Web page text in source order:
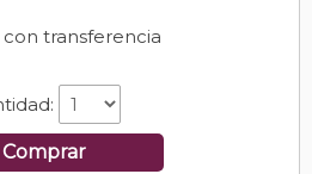
transferencia
Comprar